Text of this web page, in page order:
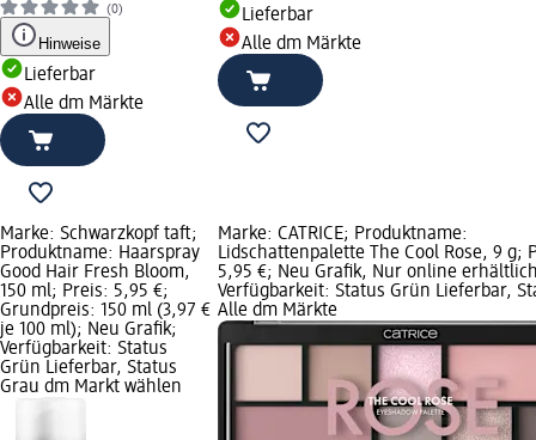
(0)
Hinweise
Lieferbar
Alle dm Märkte
Lieferbar
Alle dm Märkte
Marke: Schwarzkopf taft;
Produktname: Haarspray
Good Hair Fresh Bloom,
150 ml; Preis: 5,95 €;
Grundpreis: 150 ml (3,97 €
je 100 ml); Neu Grafik;
Verfügbarkeit: Status
Grün Lieferbar, Status
Grau dm Markt wählen
Marke: CATRICE; Produktname:
Lidschattenpalette The Cool Rose, 9 g;
5,95 €; Neu Grafik, Nur online
Verfügbarkeit: Status Grün Lieferbar,
Alle dm Märkte